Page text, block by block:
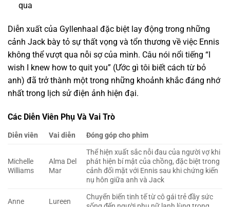
qua
Diễn xuất của Gyllenhaal đặc biệt lay động trong những
cảnh Jack bày tỏ sự thất vọng và tổn thương về việc Ennis
không thể vượt qua nỗi sợ của mình. Câu nói nổi tiếng “I
wish I knew how to quit you” (Ước gì tôi biết cách từ bỏ
anh) đã trở thành một trong những khoảnh khắc đáng nhớ
nhất trong lịch sử điện ảnh hiện đại.
Các Diễn Viên Phụ Và Vai Trò
Diễn viên Vai diễn Đóng góp cho phim
Michelle
Williams
Alma Del
Mar
Thể hiện xuất sắc nỗi đau của người vợ khi
phát hiện bí mật của chồng, đặc biệt trong
cảnh đối mặt với Ennis sau khi chứng kiến
nụ hôn giữa anh và Jack
Anne
Lureen
Chuyển biến tinh tế từ cô gái trẻ đầy sức